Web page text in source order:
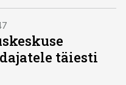
Tallinna Sadama
juhataja Sirle
täiesti